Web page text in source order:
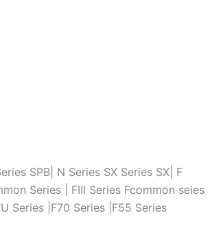
SPB| N Series SX Series SX| F
Series | FIII Series Fcommon seies
Series |F70 Series |F55 Series